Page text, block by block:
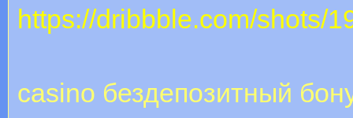
https://dribbble.com/shots/
casino бездепозитный